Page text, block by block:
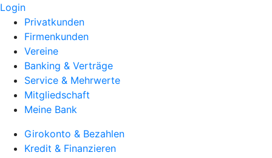
Login
Privatkunden
Firmenkunden
Vereine
Banking & Verträge
Service & Mehrwerte
Mitgliedschaft
Meine Bank
Girokonto & Bezahlen
Kredit & Finanzieren